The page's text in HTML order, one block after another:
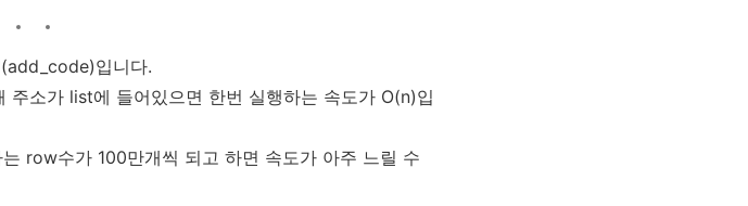
입니다.
소가 list에 들어있으면 한번 실행하는 속도가 O(n)입
row수가 100만개씩 되고 하면 속도가 아주 느릴 수